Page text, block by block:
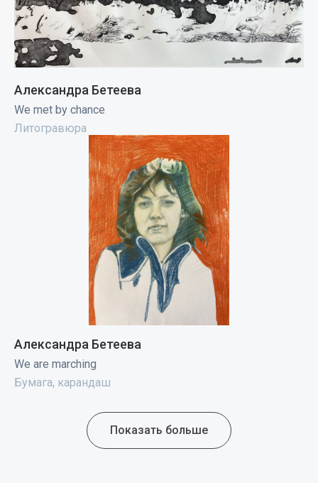
Александра Бетеева
We met by chance
Литогравюра
Александра Бетеева
We are marching
Бумага, карандаш
Показать больше